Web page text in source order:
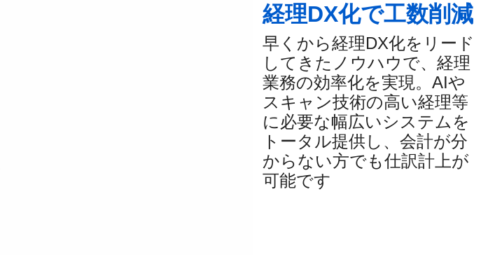
経理DX化で工数削減
早くから経理DX化をリード
してきたノウハウで、経理
業務の効率化を実現。AIや
スキャン技術の高い経理等
に必要な幅広いシステムを
トータル提供し、会計が分
からない方でも仕訳計上が
可能です